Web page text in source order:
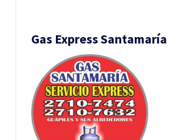
Gas Express Santamaría